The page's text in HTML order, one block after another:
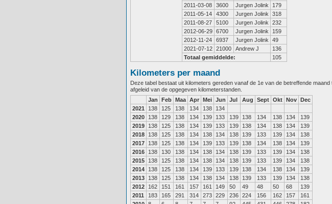
2011-03-08
3600 Jurgen Jolink
179
2011-05-14
4300 Jurgen Jolink
318
2011-08-27
5100 Jurgen Jolink
232
2012-06-29 6700 Jurgen Jolink
159
2012-11-24
6937 Jurgen Jolink
49
2021-07-12 21000 Andrew J
136
Totaal gemiddelde:
105
Kilometers per maand
Deze tabel bestaat uit kilometers gereden vanaf de 1e van de betreffende
afgeleid van de opgegeven kilometerstanden.
Jan
Feb Maa Apr Mei Jun Jul Aug Sept Okt Nov Dec
2021
138 125 138 134 138
134
2020
138 129 138 134 139 133 139 138 134 138 134
139
2019
138 125 138 134 139 133 139 138 134 138 134
139
2018
138 125 138 134 138 134 138 139 133 139 134
138
2017
138 125 138 134 139 133 139 138 134 138 134
139
2016
138 130 138 134 138 134 138 139 133 139 134
138
2015
138 125 138 134 138 134 138 139 133 139 134
138
2014
138 125 138 134 139 133 139 138 134 138 134
139
2013
138 125 138 134 138 134 138 139 133 139 134
138
2012
162 151 161 157 161 149 50 49 48 50 68
139
2011
183 165 291 314 273 229 236 224 156 162 157
161